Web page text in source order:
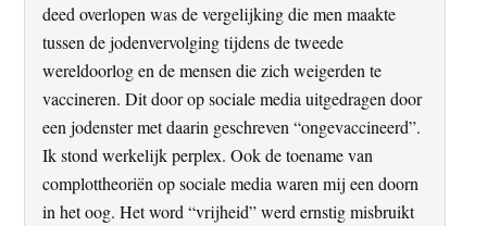
deed overlopen was de vergelijking die men maakte
tussen de jodenvervolging tijdens de tweede
wereldoorlog en de mensen die zich weigerden te
vaccineren. Dit door op sociale media uitgedragen door
een jodenster met daarin geschreven “ongevaccineerd”.
Ik stond werkelijk perplex. Ook de toename van
complottheoriën op sociale media waren mij een doorn
in het oog. Het word “vrijheid” werd ernstig misbruikt